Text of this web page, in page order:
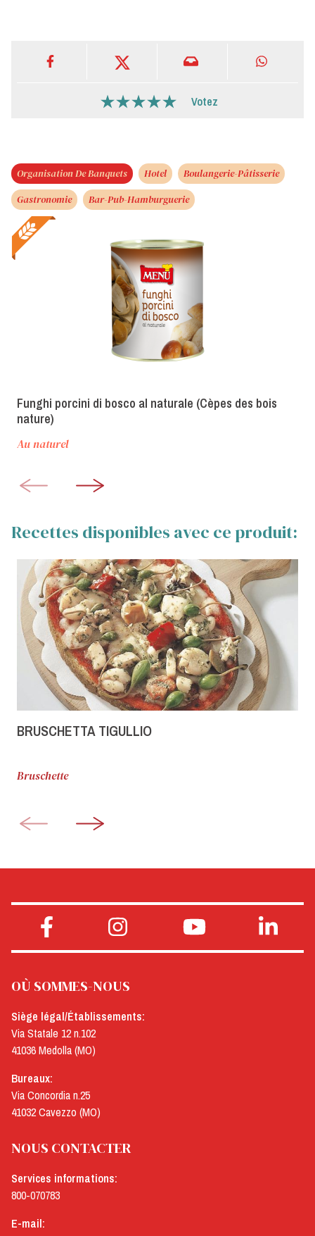
Votez
Organisation De Banquets Hotel
Boulangerie-Pâtisserie
Gastronomie
Bar-Pub-Hamburguerie
Funghi porcini di bosco al naturale (Cèpes des bois
nature)
Au naturel
Recettes disponibles avec ce produit:
BRUSCHETTA TIGULLIO
Bruschette
OÙ SOMMES-NOUS
Siège légal/Établissements:
Via Statale 12 n.102
41036 Medolla (MO)
Bureaux:
Via Concordia n.25
41032 Cavezzo (MO)
NOUS CONTACTER
Services informations:
800-070783
E-mail: